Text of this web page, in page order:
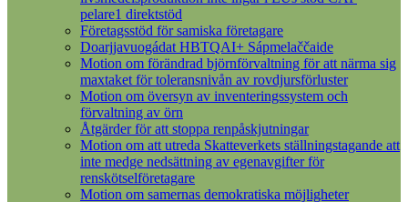
pelare1 direktstöd
Företagsstöd för samiska företagare
Doarjjavuogádat HBTQAI+ Sápmelaččaide
Motion om förändrad björnförvaltning för att närma sig
maxtaket för toleransnivån av rovdjursförluster
Motion om översyn av inventeringssystem och
förvaltning av örn
Åtgärder för att stoppa renpåskjutningar
Motion om att utreda Skatteverkets ställningstagande att
inte medge nedsättning av egenavgifter för
renskötselföretagare
Motion om samernas demokratiska möjligheter